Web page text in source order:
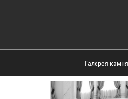
Галерея камня